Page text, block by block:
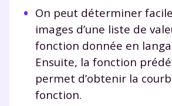
On peut déterminer
images d’une liste de
fonction donnée en
Ensuite, la fonction
permet d’obtenir la
fonction.